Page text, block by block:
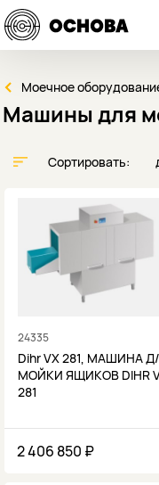
Моечное
Машины для
Сортировать:
24335
Dihr VX 281, МАШИНА Д/
МОЙКИ ЯЩИКОВ DIHR
281
2 406 850 ₽